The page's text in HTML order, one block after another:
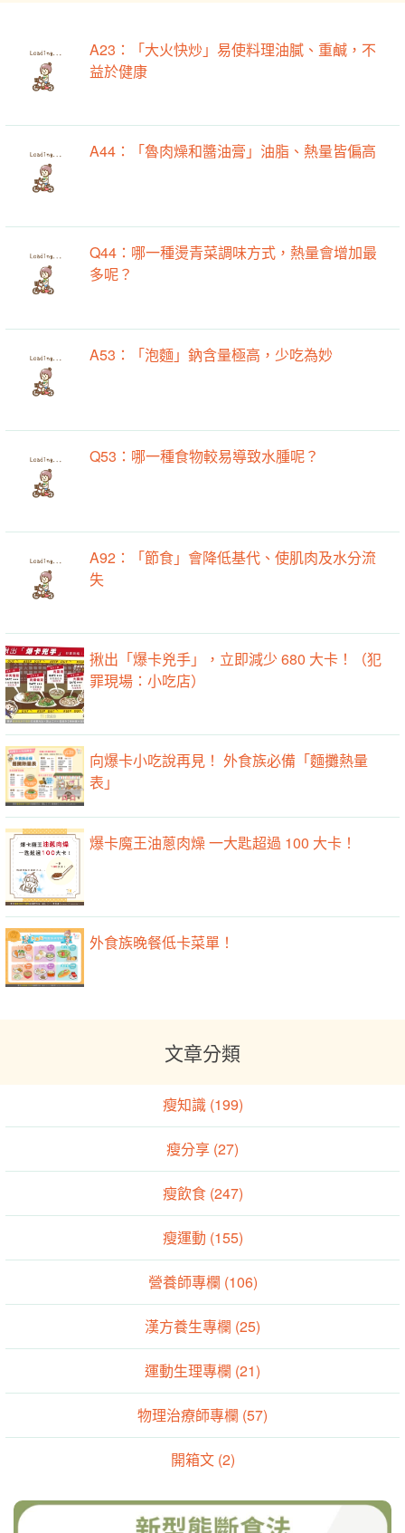
A23：「大火快炒」易使料理油膩、重鹹，不
益於健康
A44：「魯肉燥和醬油膏」油脂、熱量皆偏高
Q44：哪一種燙青菜調味方式，熱量會增加最
多呢？
A53：「泡麵」鈉含量極高，少吃為妙
Q53：哪一種食物較易導致水腫呢？
A92：「節食」會降低基代、使肌肉及水分流
失
揪出「爆卡兇手」，立即減少 680 大卡！（犯
罪現場：小吃店）
向爆卡小吃說再見！ 外食族必備「麵攤熱量
表」
爆卡魔王油蔥肉燥 一大匙超過 100 大卡！
外食族晚餐低卡菜單！
文章分類
瘦知識 (199)
瘦分享 (27)
瘦飲食 (247)
瘦運動 (155)
營養師專欄 (106)
漢方養生專欄 (25)
運動生理專欄 (21)
物理治療師專欄 (57)
開箱文 (2)